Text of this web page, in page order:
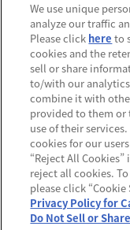
お問い合
利用規約
Do
アレルギ
We use unique
analyze our traffic
Please click here to
cookies and the
sell or share
to/with our
combine it with
provided to them
use of their
cookies for our
“Reject All
reject all cookies.
please click “Cookie
Privacy Policy for
Do Not Sell or